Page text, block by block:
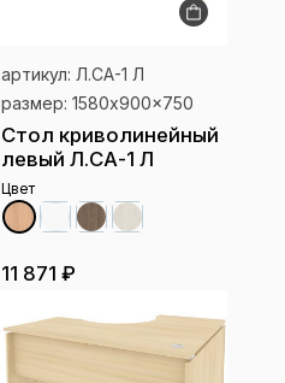
артикул: Л.СА-1 Л
размер: 1580x900x750
Стол криволинейный
левый Л.СА-1 Л
Цвет
11 871 ₽